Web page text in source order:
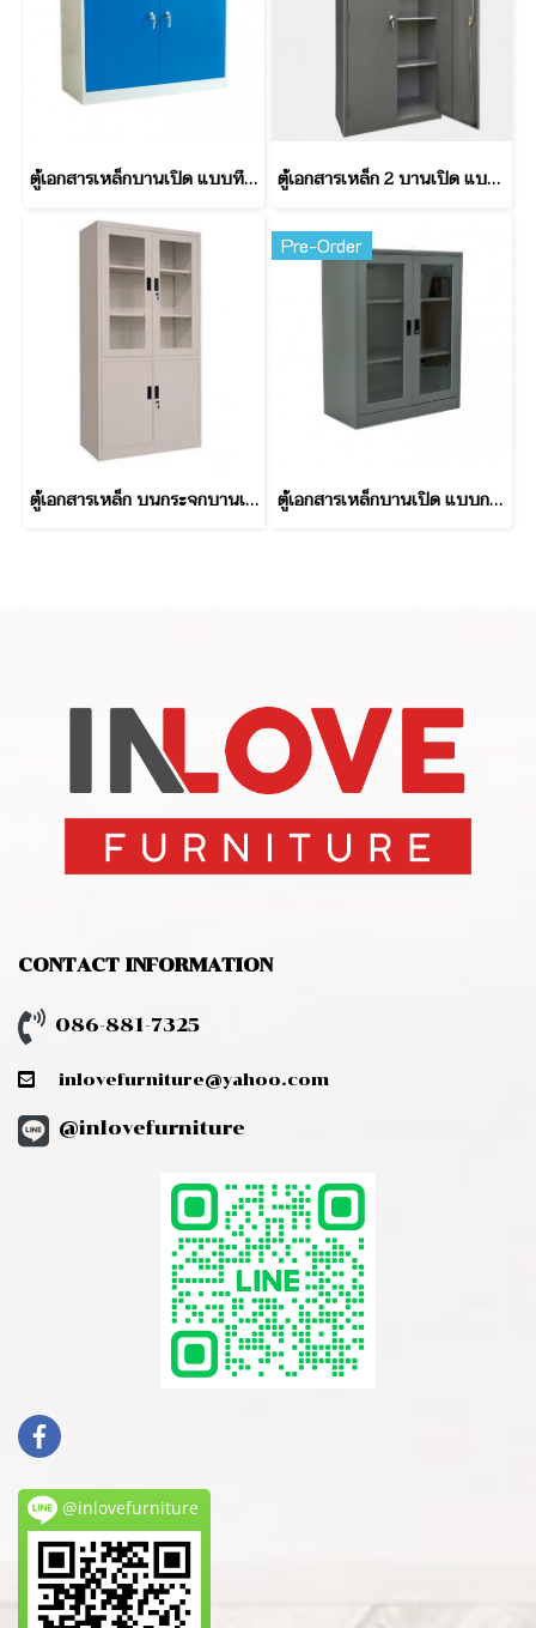
ตู้เอกสารเหล็กบานเปิด แบบทึบ ทรงเตี้ย 4 ฟุต ตู้เอกสารเหล็ก 2 บานเปิด แบบทึบ ทรงสูง 3 ฟุต (มอก.)
ตู้เอกสารเหล็ก บนกระจกบานเปิด ล่างบานเปิดทึบ ขนาด 3 ฟุต
Pre-Order
ตู้เอกสารเหล็กบานเปิด แบบกระจก ทรงเตี้ย 3 ฟุต
CONTACT INFORMATION
086-881-7325
inlovefurniture@yahoo.com
@inlovefurniture
@inlovefurniture